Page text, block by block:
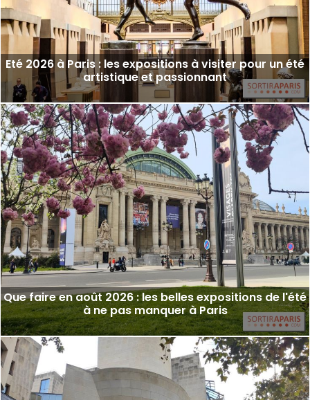
Eté 2026 à Paris : les expositions à visiter pour un été
artistique et passionnant
Que faire en août 2026 : les belles expositions de l'été
à ne pas manquer à Paris